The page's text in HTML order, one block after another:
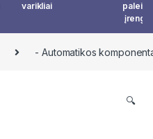
varikliai
- Automatikos
🔍